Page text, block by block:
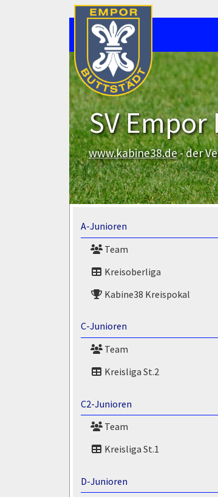
SV
www.kabine38.de- der
A-Junioren
Team
Kreisoberliga
Kabine38 Kreispokal
C-Junioren
Team
Kreisliga St.2
C2-Junioren
Team
Kreisliga St.1
D-Junioren